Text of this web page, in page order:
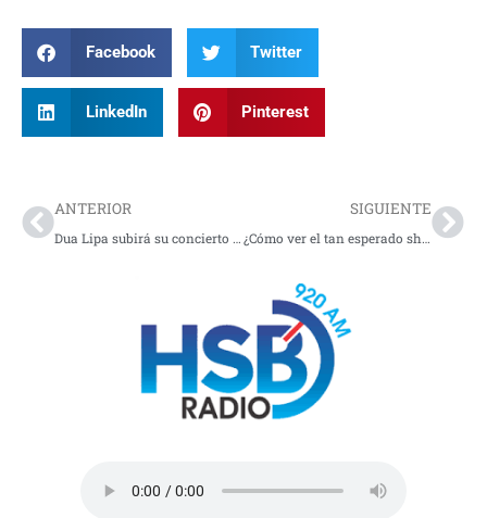
Facebook Twitter
LinkedIn Pinterest
ANTERIOR
Dua Lipa subirá su concierto en México a YouTube
SIGUIENTE
¿Cómo ver el tan esperado show de Dua lipa en Mexico?